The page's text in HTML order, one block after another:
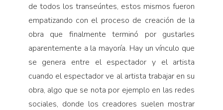
de todos los transeúntes, estos mismos fueron
empatizando con el proceso de creación de la
obra que finalmente terminó por gustarles
aparentemente a la mayoría. Hay un vínculo que
se genera entre el espectador y el artista
cuando el espectador ve al artista trabajar en su
obra, algo que se nota por ejemplo en las redes
sociales, donde los creadores suelen mostrar